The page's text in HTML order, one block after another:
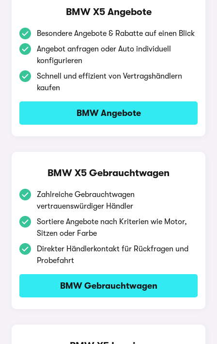
BMW X5 Angebote
Besondere Angebote & Rabatte auf einen Blick
Angebot anfragen oder Auto individuell
konfigurieren
Schnell und effizient von Vertragshändlern
kaufen
BMW Angebote
BMW X5 Gebrauchtwagen
Zahlreiche Gebrauchtwagen
vertrauenswürdiger Händler
Sortiere Angebote nach Kriterien wie Motor,
Sitzen oder Farbe
Direkter Händlerkontakt für Rückfragen und
Probefahrt
BMW Gebrauchtwagen